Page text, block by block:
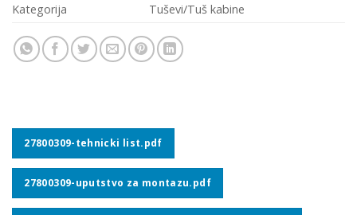
Kategorija
Tuševi/Tuš kabine
27800309-tehnicki list.pdf
27800309-uputstvo za montazu.pdf